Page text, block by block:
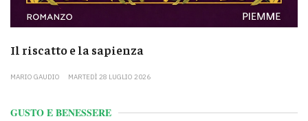
Il riscatto e la sapienza
MARIO GAUDIO MARTEDÌ 28 LUGLIO 2026
GUSTO E BENESSERE